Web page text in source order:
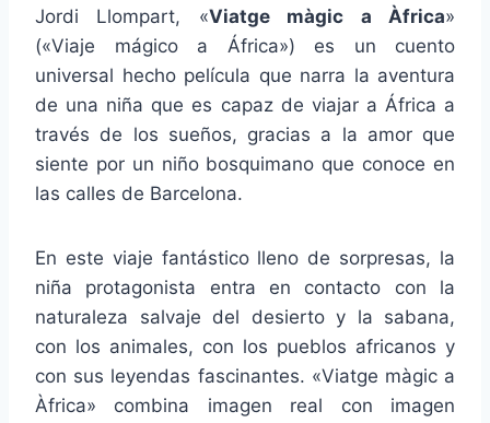
Jordi Llompart, «Viatge màgic a Àfrica»
(«Viaje mágico a África») es un cuento
universal hecho película que narra la aventura
de una niña que es capaz de viajar a África a
través de los sueños, gracias a la amor que
siente por un niño bosquimano que conoce en
las calles de Barcelona.
En este viaje fantástico lleno de sorpresas, la
niña protagonista entra en contacto con la
naturaleza salvaje del desierto y la sabana,
con los animales, con los pueblos africanos y
con sus leyendas fascinantes. «Viatge màgic a
Àfrica» combina imagen real con imagen